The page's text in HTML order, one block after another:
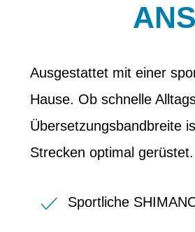
Ausgestattet mit einer
Hause. Ob schnelle
Übersetzungsbandbreite
Strecken optimal
Sportliche